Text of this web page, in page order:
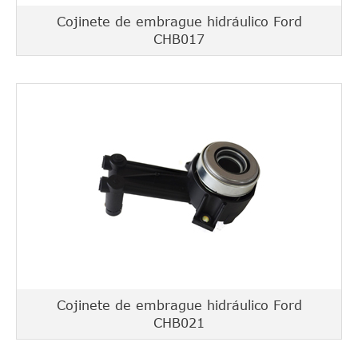
Cojinete de embrague hidráulico Ford
CHB017
Cojinete de embrague hidráulico Ford
CHB021